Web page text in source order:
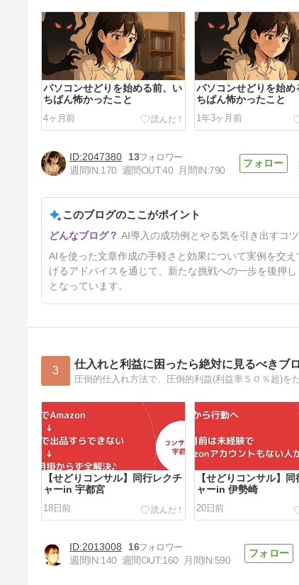
パソコンせどりを始める前、い
ちばん怖かったこと
4ヶ月前
パソコンせどりを始め
ちばん怖かったこと
1年3ヶ月前
もう書けないと思っていたメル
マガが、書けるようになりそう
1年4ヶ月前
2047380
13
週間IN:170 週間OUT:40 月間IN:790
このブログのここがポイント
AI導入の成功例とやる気を引き出すコツ
AIを使った文章作成の手軽さと効果について実例を交
げるアドバイスを通じて、新たな挑戦への一歩を後押
となっています。
3 仕入れと利益に困ったら絶対に見るべきブ
【せどりコンサル】同行レクチ
ャーin 宇都宮
18日前
【せどりコンサル】
ャーin 伊勢崎
20日前
2013008
16
週間IN:140 週間OUT:160 月間IN:590